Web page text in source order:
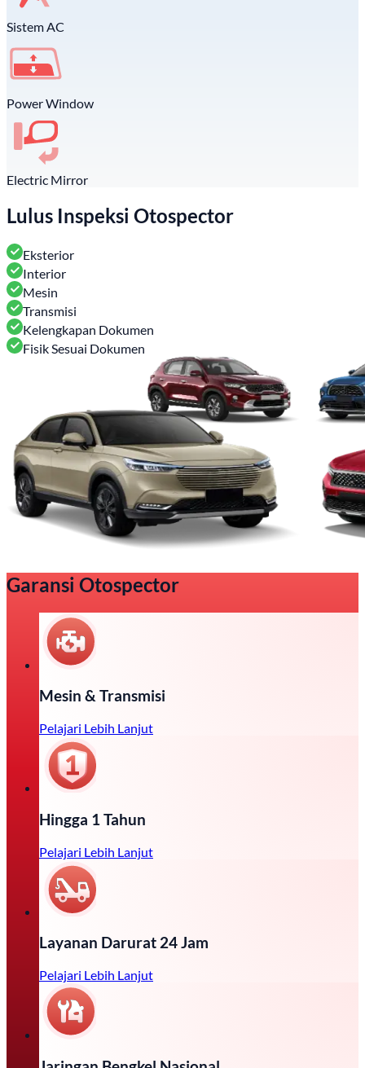
Sistem AC
Power Window
Electric Mirror
Lulus Inspeksi Otospector
Eksterior
Interior
Mesin
Transmisi
Kelengkapan Dokumen
Fisik Sesuai Dokumen
Garansi Otospector
Mesin & Transmisi
Pelajari Lebih Lanjut
Hingga 1 Tahun
Pelajari Lebih Lanjut
Layanan Darurat 24 Jam
Pelajari Lebih Lanjut